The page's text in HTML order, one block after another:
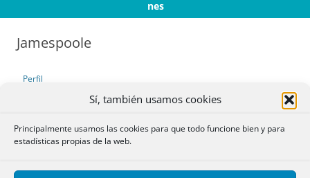
Sí, también usamos cookies
Principalmente usamos las cookies para que todo funcione bien y para
estadísticas propias de la web.
nes
Jamespoole
Perfil
Debates iniciados
Respuestas creadas
Participaciones
Favoritos